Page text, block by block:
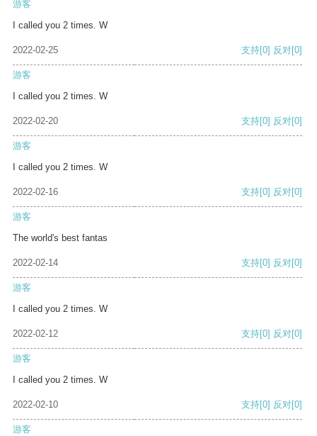
游客
I called you 2 times. W
2022-02-25 支持[0] 反对[0]
游客
I called you 2 times. W
2022-02-20 支持[0] 反对[0]
游客
I called you 2 times. W
2022-02-16 支持[0] 反对[0]
游客
The world's best fantas
2022-02-14 支持[0] 反对[0]
游客
I called you 2 times. W
2022-02-12 支持[0] 反对[0]
游客
I called you 2 times. W
2022-02-10 支持[0] 反对[0]
游客